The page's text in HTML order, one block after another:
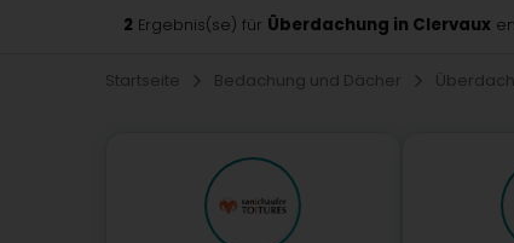
2 Ergebnis(se) für Überdachung in Clervaux
Startseite Bedachung und Dächer